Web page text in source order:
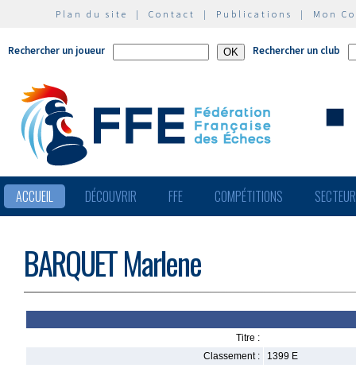
Plan du site | Contact | Publications | Mon
Rechercher un joueur Rechercher un club
ACCUEIL DÉCOUVRIR FFE COMPÉTITIONS
BARQUET Marlene
Titre :
Classement :
1399 E